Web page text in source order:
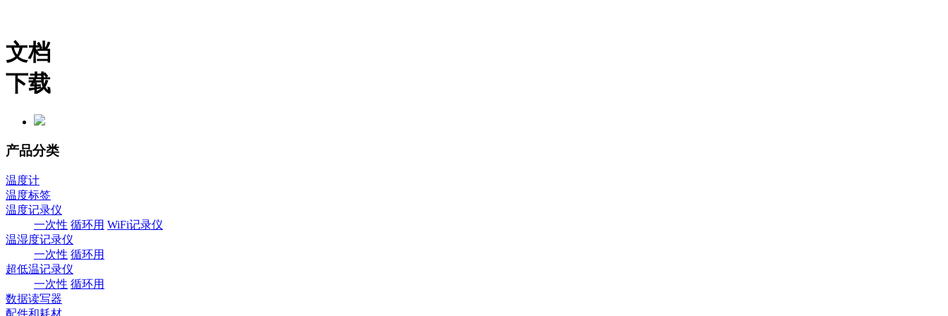
文档
下载
产品分类
温度计
温度标签
温度记录仪
一次性 循环用 WiFi记录仪
温湿度记录仪
一次性 循环用
超低温记录仪
一次性 循环用
数据读写器
配件和耗材